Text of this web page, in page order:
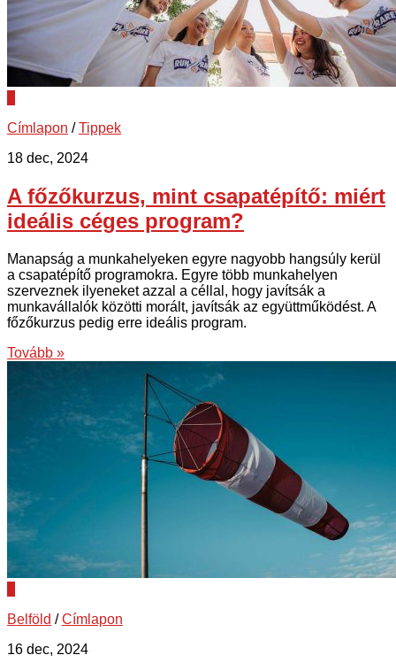
Címlapon /Tippek
18 dec, 2024
A főzőkurzus, mint csapatépítő: miért
ideális céges program?
Manapság a munkahelyeken egyre nagyobb hangsúly kerül
a csapatépítő programokra. Egyre több munkahelyen
szerveznek ilyeneket azzal a céllal, hogy javítsák a
munkavállalók közötti morált, javítsák az együttműködést. A
főzőkurzus pedig erre ideális program.
Tovább »
Belföld /Címlapon
16 dec, 2024